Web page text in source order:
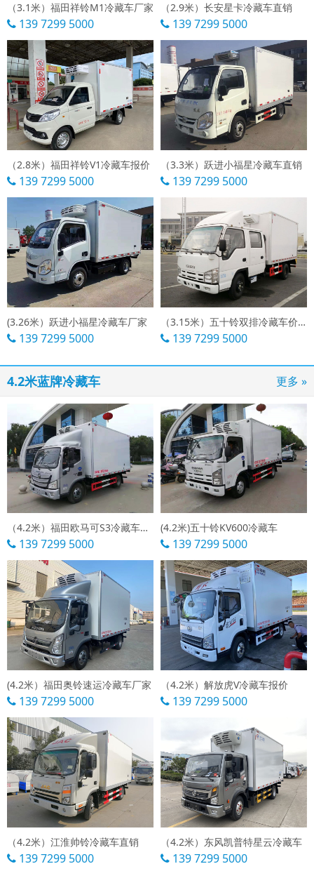
（3.1米）福田祥铃M1冷藏车厂家
139 7299 5000
（2.9米）长安星卡冷藏车直销
139 7299 5000
（2.8米）福田祥铃V1冷藏车报价
139 7299 5000
（3.3米）跃进小福星冷藏车直销
139 7299 5000
(3.26米）跃进小福星冷藏车厂家
139 7299 5000
（3.15米）五十铃双排冷藏车价格
139 7299 5000
4.2米蓝牌冷藏车 更多 »
（4.2米）福田欧马可S3冷藏车价格
139 7299 5000
(4.2米)五十铃KV600冷藏车
139 7299 5000
(4.2米）福田奥铃速运冷藏车厂家
139 7299 5000
（4.2米）解放虎V冷藏车报价
139 7299 5000
（4.2米）江淮帅铃冷藏车直销
139 7299 5000
（4.2米）东风凯普特星云冷藏车
139 7299 5000